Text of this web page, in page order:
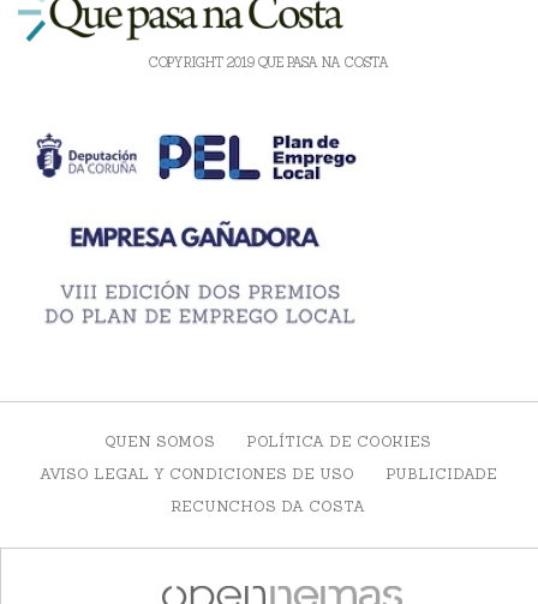
COPYRIGHT 2019 QUE PASA NA COSTA
QUEN SOMOS
POLÍTICA DE COOKIES
AVISO LEGAL Y CONDICIONES DE USO
PUBLICIDADE
RECUNCHOS DA COSTA